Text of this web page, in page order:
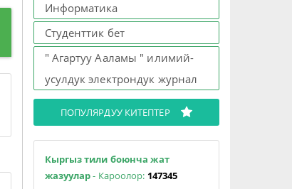
Информатика
Студенттик бет
" Агартуу Ааламы " илимий-
усулдук электрондук журнал
ПОПУЛЯРДУУ КИТЕПТЕР
Кыргыз тили боюнча жат
жазуулар- Кароолор: 147345